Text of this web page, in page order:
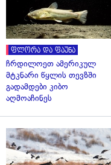
ფლორა და ფაუნა
ჩრდილოეთ ამერიკულ
მტკნარი წყლის თევზში
გადამდები კიბო
აღმოაჩინეს